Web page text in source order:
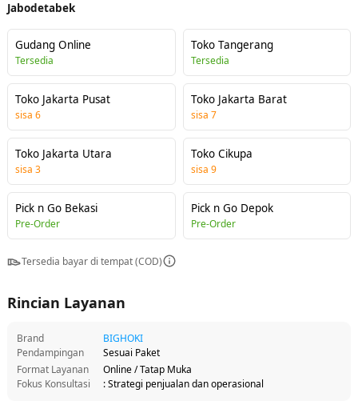
Jabodetabek
Gudang Online
Tersedia
Toko Tangerang
Tersedia
Toko Jakarta Pusat
sisa 6
Toko Jakarta Barat
sisa 7
Toko Jakarta Utara
sisa 3
Toko Cikupa
sisa 9
Pick n Go Bekasi
Pre-Order
Pick n Go Depok
Pre-Order
Tersedia bayar di tempat (COD)
Rincian Layanan
Brand
BIGHOKI
Pendampingan
Sesuai Paket
Format Layanan
Online / Tatap Muka
Fokus Konsultasi
: Strategi penjualan dan operasional